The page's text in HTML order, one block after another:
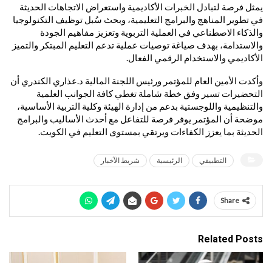
يمثل فرصة لتبادل الخبرات الأكاديمية واستعراض الاتجاهات الحديثة
في تطوير المناهج والبرامج التعليمية، وبحث سُبل توظيف التكنولوجيا
والذكاء الاصطناعي في العملية التربوية وتعزيز مفاهيم الجودة
والاستدامة، بهدف صياغة توصيات عملية تدعم التعليم المبتكر والتميز
الأكاديمي والاستخدام الرقمي الفعال.
وأكدت الأمين العام للمؤتمر ورئيس اللجنة المالية د.عذاري الكندري أن
التحضيرات تسير وفق خطة شاملة تغطي كافة الجوانب العلمية
والتنظيمية واللوجستية بدعم من إدارة الهيئة وكلية التربية الأساسية،
موضحة أن المؤتمر يوفر فرصة للتفاعل مع أحدث الأساليب والبرامج
الحديثة بما يعزز الكفاءات ويرتقي بمستوى التعليم في الكويت.
التطبيقي الرئيسية شريط الآخبار
Share
Related Posts